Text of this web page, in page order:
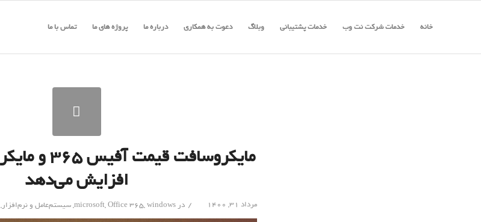
خانه خدمات شرکت نت وب خدمات پشتیبانی وبلاگ دعوت به همکاری درباره ما پروژه های ما تماس با ما
افزایش می‌دهد
مرداد ۳۱, ۱۴۰۰ / در microsoft,Office 365,windows
,سیستم‌عامل و نرم‌افزار,